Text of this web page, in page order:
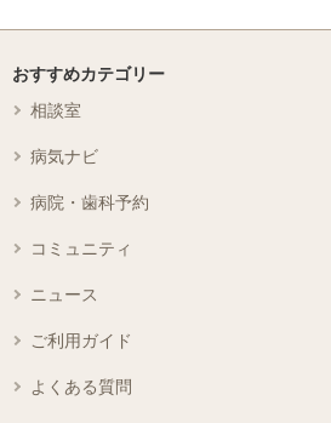
おすすめカテゴリー
相談室
病気ナビ
病院・歯科予約
コミュニティ
ニュース
ご利用ガイド
よくある質問